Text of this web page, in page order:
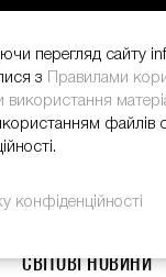
відновити потріскані
Україні стартував
СВІТОВІ НОВИНИ
перегляд сайту
з
Правилами
використання
файлів
конфіденційності